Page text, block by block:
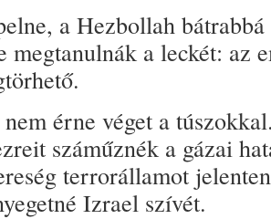
a Hezbollah
megtanulnák a leckét: az
érne véget a
száműznék a gázai
terrorállamot
Izrael szívét.